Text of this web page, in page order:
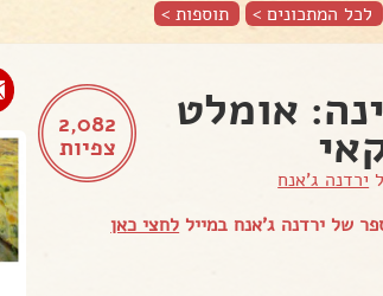
לכל המתכונים > תוספות >
2,082
צפיות
אומלט
ירדנה ג'אנח
של ירדנה ג'אנח במייל לחצי כאן